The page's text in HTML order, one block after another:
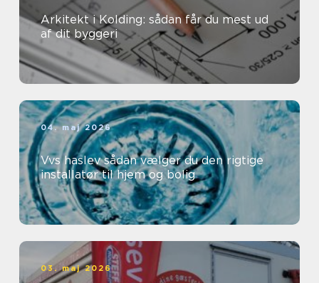
Arkitekt i Kolding: sådan får du mest ud
af dit byggeri
04. maj 2026
Vvs haslev sådan vælger du den rigtige
installatør til hjem og bolig
03. maj 2026